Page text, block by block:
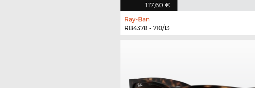
117,60 €
Ray-Ban
RB4378 - 710/13